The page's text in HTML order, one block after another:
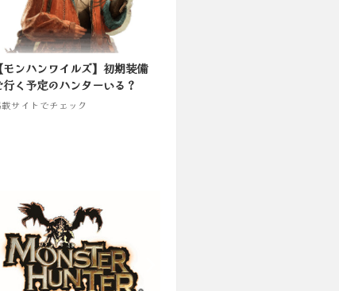
【モンハンワイルズ】初期装備
行く予定のハンターいる？
サイトでチェック